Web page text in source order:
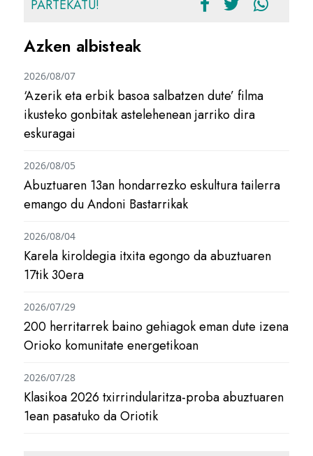
PARTEKATU!
Azken albisteak
‘Azerik eta erbik basoa salbatzen dute’ filma
ikusteko gonbitak astelehenean jarriko dira
eskuragai
2026/08/07
Abuztuaren 13an hondarrezko eskultura tailerra
emango du Andoni Bastarrikak
2026/08/05
Karela kiroldegia itxita egongo da abuztuaren
17tik 30era
2026/08/04
200 herritarrek baino gehiagok eman dute izena
Orioko komunitate energetikoan
2026/07/29
Klasikoa 2026 txirrindularitza-proba abuztuaren
1ean pasatuko da Oriotik
2026/07/28